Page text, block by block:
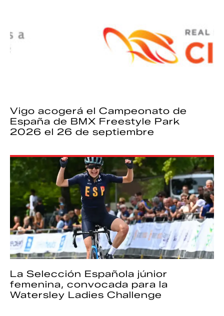
Vigo acogerá el Campeonato de
España de BMX Freestyle Park
2026 el 26 de septiembre
La Selección Española júnior
femenina, convocada para la
Watersley Ladies Challenge